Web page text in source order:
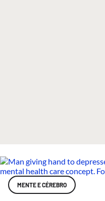
MENTE E CÉREBRO